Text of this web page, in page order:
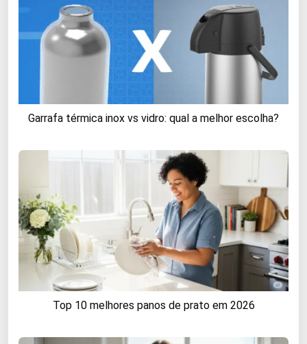
Garrafa térmica inox vs vidro: qual a melhor escolha?
Top 10 melhores panos de prato em 2026